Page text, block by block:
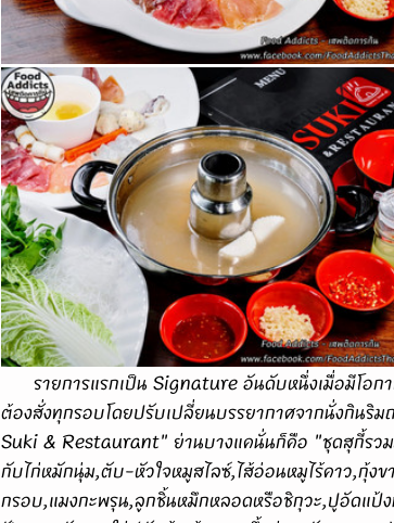
ต้องสั่งทุกรอบโดยปรับเปลี่ยนบรรยากาศจากนั่งกินริ
Suki & Restaurant" ย่านบางแคนั่นก็คือ "ชุดสุกี้รว
กับไก่หมักนุ่ม,ตับ-หัวใจหมูสไลซ์,ไส้อ่อนหมูไร้คาว,กุ้
กรอบ,แมงกะพรุน,ลูกชิ้นหมึกหลอดหรือชิกุวะ,ปูอัดแป้